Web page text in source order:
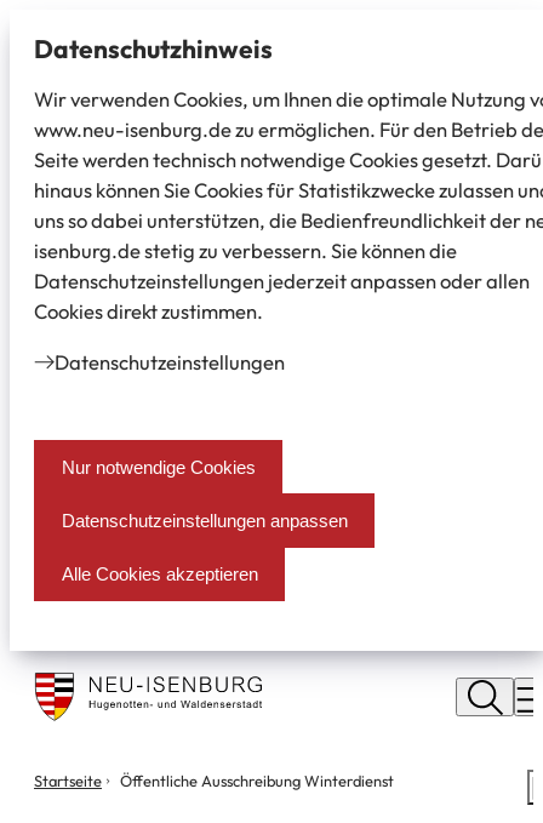
Datenschutz­hinweis
Wir verwenden Cookies, um Ihnen die optimale Nutzung
www.neu-isenburg.de zu ermöglichen. Für den Betrieb
Seite werden technisch notwendige Cookies gesetzt.
hinaus können Sie Cookies für Statistikzwecke zulassen
uns so dabei unterstützen, die Bedienfreundlichkeit der
isenburg.de stetig zu verbessern. Sie können die
Datenschutzeinstellungen jederzeit anpassen oder allen
Cookies direkt zustimmen.
Datenschutz­einstellungen
Nur notwendige Cookies
Datenschutzeinstellungen anpassen
Alle Cookies akzeptieren
Stadt
Neu
Isenburg
SieStartseite Öffentliche Ausschreibung Winterdienst